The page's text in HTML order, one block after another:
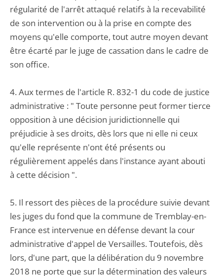
régularité de l'arrêt attaqué relatifs à la recevabilité
de son intervention ou à la prise en compte des
moyens qu'elle comporte, tout autre moyen devant
être écarté par le juge de cassation dans le cadre de
son office.
4. Aux termes de l'article R. 832-1 du code de justice
administrative : " Toute personne peut former tierce
opposition à une décision juridictionnelle qui
préjudicie à ses droits, dès lors que ni elle ni ceux
qu'elle représente n'ont été présents ou
régulièrement appelés dans l'instance ayant abouti
à cette décision ".
5. Il ressort des pièces de la procédure suivie devant
les juges du fond que la commune de Tremblay-en-
France est intervenue en défense devant la cour
administrative d'appel de Versailles. Toutefois, dès
lors, d'une part, que la délibération du 9 novembre
2018 ne porte que sur la détermination des valeurs